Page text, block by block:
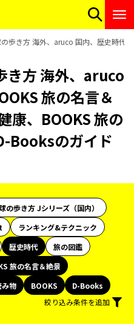
歩き方 海外、aruco 国内、歴史時代
き方 海外、aruco
旅の名言＆
康、BOOKS 旅の
Booksのガイド
の歩き方 Jシリーズ（国内）
ランキング&テクニック
歴史時代
旅の図鑑
旅の名言＆絶景
み物 BOOKS
D-Books
絞り込み条件を追加